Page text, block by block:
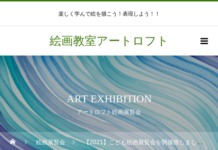
楽しく学んで絵を描こう！表現しよう！！
絵画教室アートロフト
ART EXHIBITION
アートロフト絵画展覧会
絵画展覧会 【2021】こども絵画展覧会を開催致しました（動画あります）